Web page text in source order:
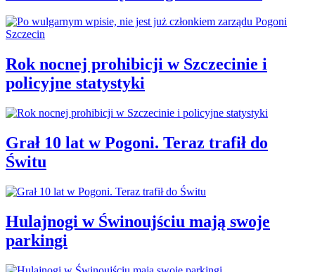
Rok nocnej prohibicji w Szczecinie i
policyjne statystyki
Grał 10 lat w Pogoni. Teraz trafił do
Świtu
Hulajnogi w Świnoujściu mają swoje
parkingi